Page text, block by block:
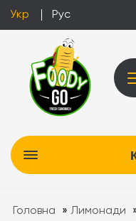
Укр Рус
Головна » Лимонади